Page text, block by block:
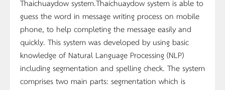
Thaichuaydow system.Thaichuaydow system is able to
guess the word in message writing process on mobile
phone, to help completing the message easily and
quickly. This system was developed by using basic
knowledge of Natural Language Processing (NLP)
including segmentation and spelling check. The system
comprises two main parts: segmentation which is